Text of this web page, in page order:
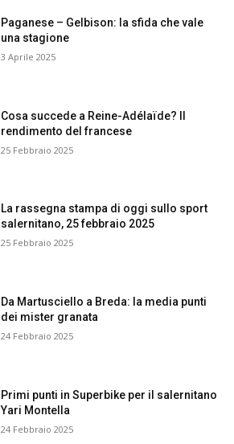
Paganese – Gelbison: la sfida che vale
una stagione
3 Aprile 2025
Cosa succede a Reine-Adélaïde? Il
rendimento del francese
25 Febbraio 2025
La rassegna stampa di oggi sullo sport
salernitano, 25 febbraio 2025
25 Febbraio 2025
Da Martusciello a Breda: la media punti
dei mister granata
24 Febbraio 2025
Primi punti in Superbike per il salernitano
Yari Montella
24 Febbraio 2025